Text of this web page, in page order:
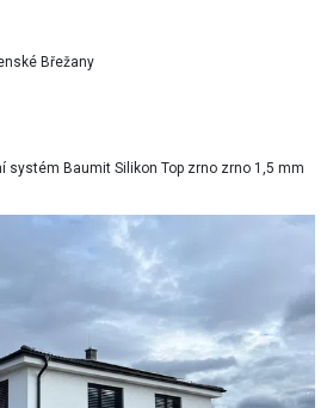
Břežany
systém Baumit Silikon Top zrno zrno 1,5 mm